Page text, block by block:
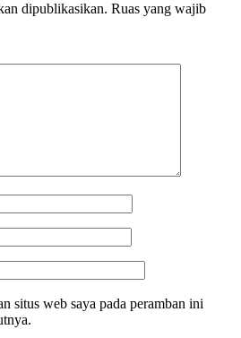
dipublikasikan. Ruas yang wajib
situs web saya pada peramban ini